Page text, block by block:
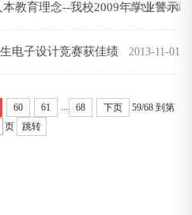
教育理念--我校2009年学业警示
2013-11-01
电子设计竞赛获佳绩 2013-11-01
60 61 ... 68 下页 59/68 到第
页
跳转